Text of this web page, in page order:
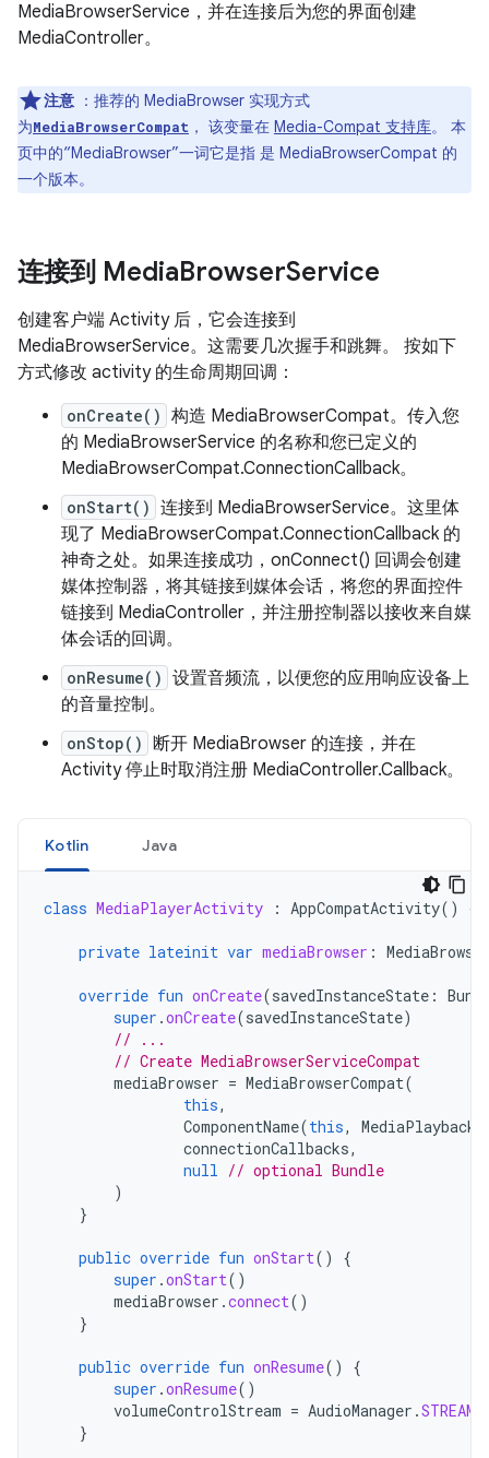
MediaBrowserService，并在连接后为您的界面创建
MediaController。
注意 ：推荐的 MediaBrowser 实现方式
为MediaBrowserCompat ， 该变量在 Media-Compat 支持库。 本
页中的“MediaBrowser”一词它是指 是 MediaBrowserCompat 的
一个版本。
连接到 MediaBrowserService
创建客户端 Activity 后，它会连接到
MediaBrowserService。这需要几次握手和跳舞。 按如下
方式修改 activity 的生命周期回调：
onCreate() 构造 MediaBrowserCompat。传入您
的 MediaBrowserService 的名称和您已定义的
MediaBrowserCompat.ConnectionCallback。
onStart() 连接到 MediaBrowserService。这里体
现了 MediaBrowserCompat.ConnectionCallback 的
神奇之处。如果连接成功，onConnect() 回调会创建
媒体控制器，将其链接到媒体会话，将您的界面控件
链接到 MediaController，并注册控制器以接收来自媒
体会话的回调。
onResume() 设置音频流，以便您的应用响应设备上
的音量控制。
onStop() 断开 MediaBrowser 的连接，并在
Activity 停止时取消注册 MediaController.Callback。
Kotlin Java
class MediaPlayerActivity : AppCompatActivity() {
private lateinit var mediaBrowser :
override fun onCreate(savedInstanceState :
super .onCreate(savedInstanceState)
// ...
// Create MediaBrowserServiceCompat
mediaBrowser = MediaBrowserCompat(
this,
ComponentName(this,
connectionCallbacks,
null // optional Bundle
)
}
public override fun onStart()
{
super .onStart()
mediaBrowser .connect()
}
public override fun onResume()
{
super .onResume()
volumeControlStream = AudioManager .
}